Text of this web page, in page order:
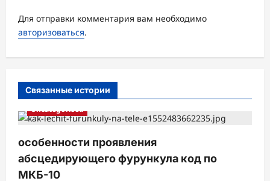
и
Для отправки комментария вам необходимо
авторизоваться.
Связанные истории
Uncategorised
особенности проявления
абсцедирующего фурункула код по
МКБ-10